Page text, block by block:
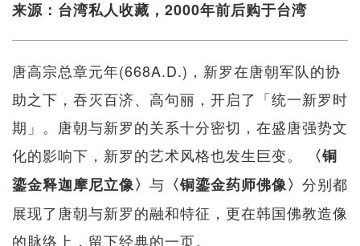
来源：台湾私人收藏，2000年前后购于台湾
唐高宗总章元年(668A.D.)，新罗在唐朝军队的协
助之下，吞灭百济、高句丽，开启了「统一新罗时
期」。唐朝与新罗的关系十分密切，在盛唐强势文
化的影响下，新罗的艺术风格也发生巨变。
〈铜
鎏金释迦摩尼立像〉 与 〈铜鎏金药师佛像〉 分别都
展现了唐朝与新罗的融和特征，更在韩国佛教造像
的脉络上，留下经典的一页。